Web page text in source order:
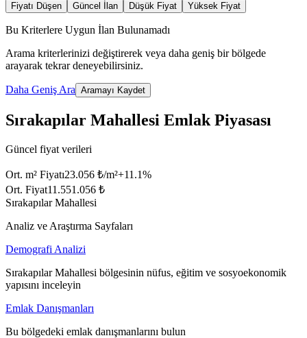
Fiyatı Düşen Güncel İlan Düşük Fiyat Yüksek Fiyat
Bu Kriterlere Uygun İlan Bulunamadı
Arama kriterlerinizi değiştirerek veya daha geniş bir bölgede
arayarak tekrar deneyebilirsiniz.
Daha Geniş Ara Aramayı Kaydet
Sırakapılar Mahallesi Emlak Piyasası
Güncel fiyat verileri
Ort. m² Fiyatı23.056 ₺/m²+11.1%
Ort. Fiyat11.551.056 ₺
Sırakapılar Mahallesi
Analiz ve Araştırma Sayfaları
Demografi Analizi
Sırakapılar Mahallesi bölgesinin nüfus, eğitim ve sosyoekonomik
yapısını inceleyin
Emlak Danışmanları
Bu bölgedeki emlak danışmanlarını bulun